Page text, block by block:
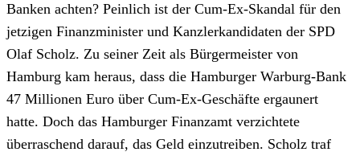
Banken achten? Peinlich ist der Cum-Ex-Skandal für den
jetzigen Finanzminister und Kanzlerkandidaten der SPD
Olaf Scholz. Zu seiner Zeit als Bürgermeister von
Hamburg kam heraus, dass die Hamburger Warburg-Bank
47 Millionen Euro über Cum-Ex-Geschäfte ergaunert
hatte. Doch das Hamburger Finanzamt verzichtete
überraschend darauf, das Geld einzutreiben. Scholz traf